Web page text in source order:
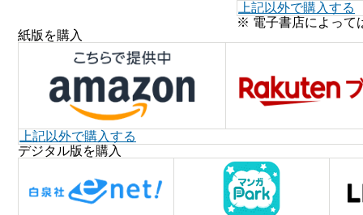
上記以外で購入する
※ 電子書店によって
紙版を購入
上記以外で購入する
デジタル版を購入